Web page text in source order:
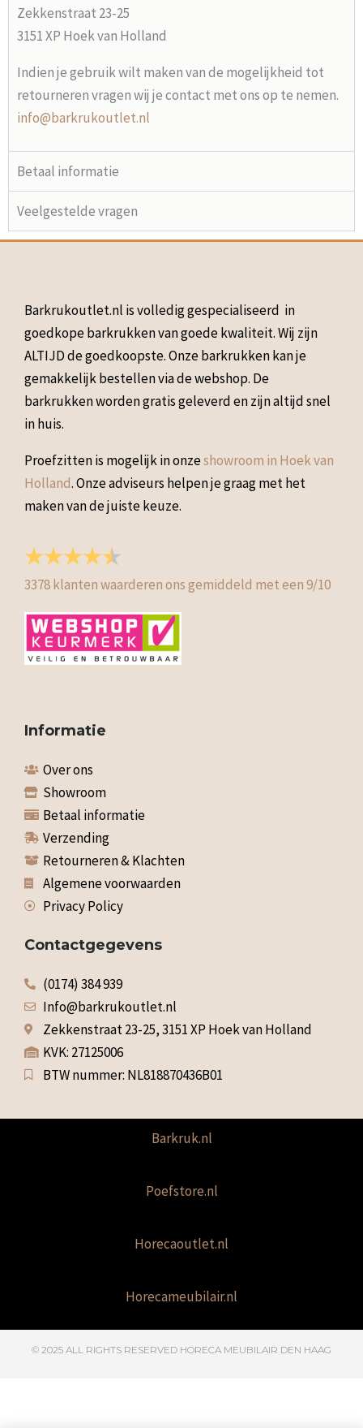
Zekkenstraat 23-25
3151 XP Hoek van Holland
Indien je gebruik wilt maken van de mogelijkheid tot
retourneren vragen wij je contact met ons op te nemen.
info@barkrukoutlet.nl
Betaal informatie
Veelgestelde vragen
Barkrukoutlet.nl is volledig gespecialiseerd in
goedkope barkrukken van goede kwaliteit. Wij zijn
ALTIJD de goedkoopste. Onze barkrukken kan je
gemakkelijk bestellen via de webshop. De
barkrukken worden gratis geleverd en zijn altijd snel
in huis.
Proefzitten is mogelijk in onzeshowroom in Hoek van
Holland. Onze adviseurs helpen je graag met het
maken van de juiste keuze.
3378klanten waarderen ons gemiddeld met een9/10
Informatie
Over ons
Showroom
Betaal informatie
Verzending
Retourneren & Klachten
Algemene voorwaarden
Privacy Policy
Contactgegevens
(0174) 384 939
Info@barkrukoutlet.nl
Zekkenstraat 23-25, 3151 XP Hoek van Holland
KVK: 27125006
BTW nummer: NL818870436B01
Barkruk.nl
Poefstore.nl
Horecaoutlet.nl
Horecameubilair.nl
© 2025 ALL RIGHTS RESERVED​ HORECA MEUBILAIR DEN HAAG